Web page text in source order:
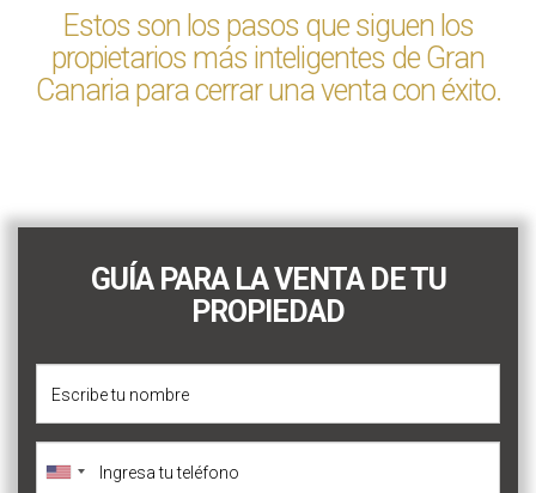
Estos son los pasos que siguen los
propietarios más inteligentes de Gran
Canaria para cerrar una venta con éxito.
GUÍA PARA LA VENTA DE TU
PROPIEDAD